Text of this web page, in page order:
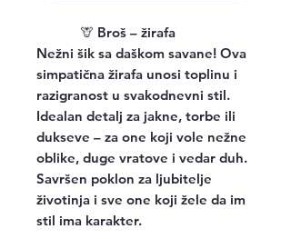
🦒 Broš – žirafa
Nežni šik sa daškom savane! Ova
simpatična žirafa unosi toplinu i
razigranost u svakodnevni stil.
Idealan detalj za jakne, torbe ili
dukseve – za one koji vole nežne
oblike, duge vratove i vedar duh.
Savršen poklon za ljubitelje
životinja i sve one koji žele da im
stil ima karakter.